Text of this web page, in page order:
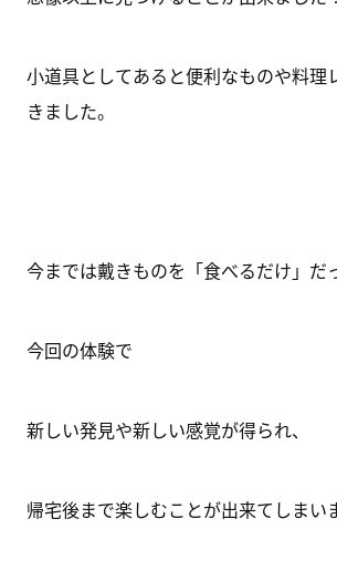
小道具としてあると便利なものや料理
きました。
今までは戴きものを「食べるだけ」だ
今回の体験で
新しい発見や新しい感覚が得られ、
帰宅後まで楽しむことが出来てしまい